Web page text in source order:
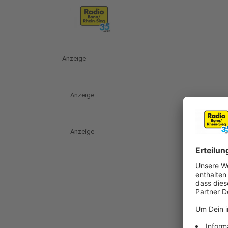
Anzeige
Anzeige
Anzeige